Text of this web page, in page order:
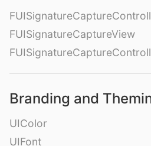
FUISignatureCaptureView
Branding and
UIColor
UIFont